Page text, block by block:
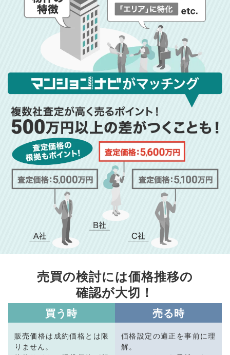
売買の検討には価格推移の
確認が大切！
買う時
販売価格は成約価格とは限
りません。
売る時
価格設定の適正を事前に理
解。